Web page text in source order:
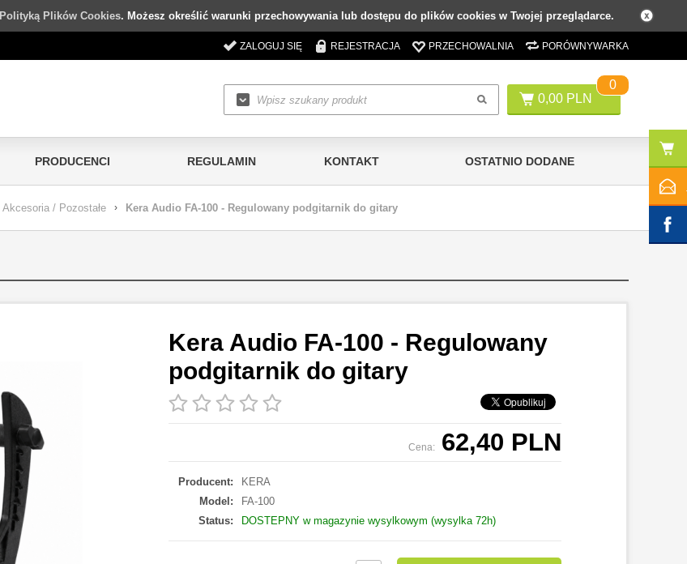
Polityką Plików Cookies. Możesz określić warunki przechowywania lub dostępu do plików cookies w Twojej przeglądarce.
ZALOGUJ SIĘ REJESTRACJA PRZECHOWALNIA PORÓWNYWARKA
0,00 PLN
0
PRODUCENCI REGULAMIN KONTAKT OSTATNIO DODANE
Akcesoria / Pozostałe › Kera Audio FA-100 - Regulowany podgitarnik do gitary
Kera Audio FA-100 - Regulowany
podgitarnik do gitary
Cena: 62,40 PLN
Producent:
KERA
Model:
FA-100
Status:
DOSTEPNY w magazynie wysylkowym (wysylka 72h)